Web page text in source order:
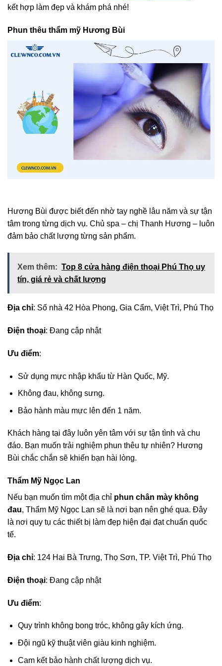
kết hợp làm đẹp và khám phá nhé!
Phun thêu thẩm mỹ Hương Bùi
Hương Bùi được biết đến nhờ tay nghề lâu năm và sự tận
tâm trong từng dịch vụ. Chủ spa – chị Thanh Hương – luôn
đảm bảo chất lượng từng sản phẩm.
Xem thêm: Top 8 cửa hàng điện thoại Phú Thọ uy
tín, giá rẻ và chất lượng
Địa chỉ: Số nhà 42 Hòa Phong, Gia Cẩm, Việt Trì, Phú Thọ
Điện thoại: Đang cập nhật
Ưu điểm:
Sử dụng mực nhập khẩu từ Hàn Quốc, Mỹ.
Không đau, không sưng.
Bảo hành màu mực lên đến 1 năm.
Khách hàng tại đây luôn yên tâm với sự tận tình và chu
đáo. Bạn muốn trải nghiệm phun thêu tự nhiên? Hương
Bùi chắc chắn sẽ khiến bạn hài lòng.
Thẩm Mỹ Ngọc Lan
Nếu bạn muốn tìm một địa chỉ phun chân mày không
đau, Thẩm Mỹ Ngọc Lan sẽ là nơi bạn nên ghé qua. Đây
là nơi quy tụ các thiết bị làm đẹp hiện đại đạt chuẩn quốc
tế.
Địa chỉ: 124 Hai Bà Trưng, Thọ Sơn, TP. Việt Trì, Phú Thọ
Điện thoại: Đang cập nhật
Ưu điểm:
Quy trình không bong tróc, không gây kích ứng.
Đội ngũ kỹ thuật viên giàu kinh nghiệm.
Cam kết bảo hành chất lượng dịch vụ.